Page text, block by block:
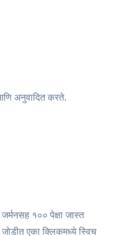
अनुवादित करते.
१०० पेक्षा जास्त
जोडीत एका क्लिकमध्ये स्विच